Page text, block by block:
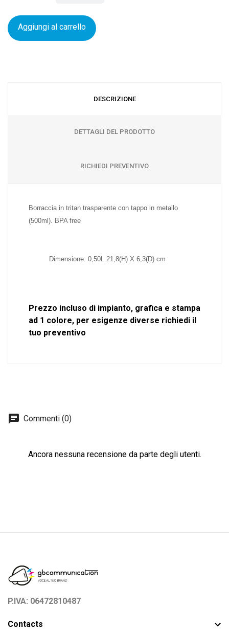
Aggiungi al carrello
DESCRIZIONE
DETTAGLI DEL PRODOTTO
RICHIEDI PREVENTIVO
Borraccia in tritan trasparente con tappo in metallo
(500ml). BPA free
Dimensione: 0,50L 21,8(H) X 6,3(D) cm
Prezzo incluso di impianto, grafica e stampa
ad 1 colore, per esigenze diverse richiedi il
tuo preventivo
chat Commenti (0)
Ancora nessuna recensione da parte degli utenti.
P.IVA: 06472810487
Contacts 